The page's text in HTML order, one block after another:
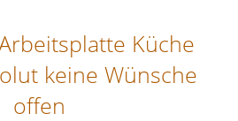
Küche
keine Wünsche
offen